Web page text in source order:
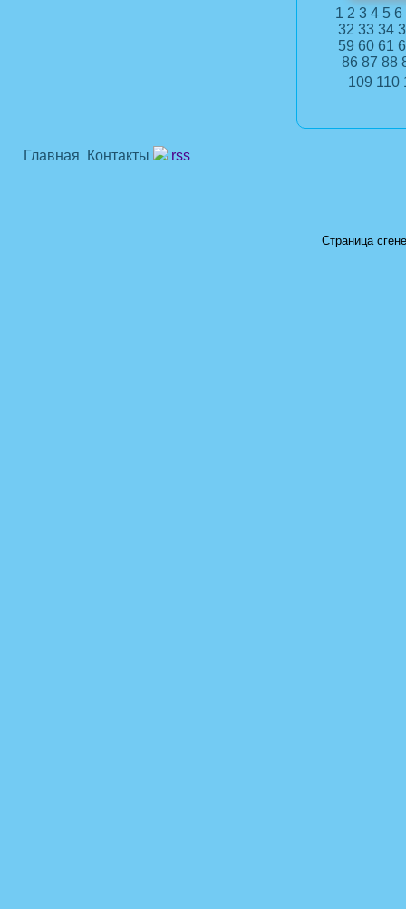
1 2 3 4 5 6
32 33 34
59 60 61
86 87 88
109 110
Главная Контакты rss
Страница